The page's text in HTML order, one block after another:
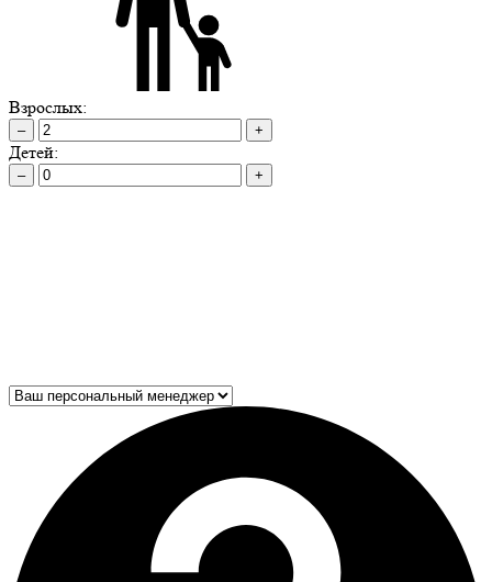
Взрослых:
– +
Детей:
– +